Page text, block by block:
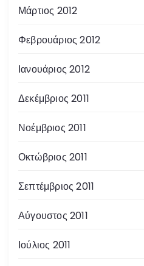
Μάρτιος 2012
Φεβρουάριος 2012
Ιανουάριος 2012
Δεκέμβριος 2011
Νοέμβριος 2011
Οκτώβριος 2011
Σεπτέμβριος 2011
Αύγουστος 2011
Ιούλιος 2011